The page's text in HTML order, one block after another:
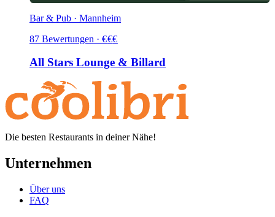
Bar & Pub · Mannheim
87 Bewertungen · €€€
All Stars Lounge & Billard
Die besten Restaurants in deiner Nähe!
Unternehmen
Über uns
FAQ